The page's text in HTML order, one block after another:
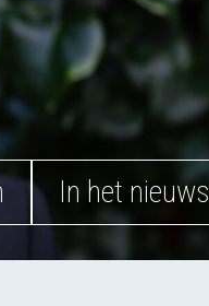
In het nieuws